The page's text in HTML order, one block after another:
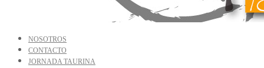
NOSOTROS
CONTACTO
JORNADA TAURINA